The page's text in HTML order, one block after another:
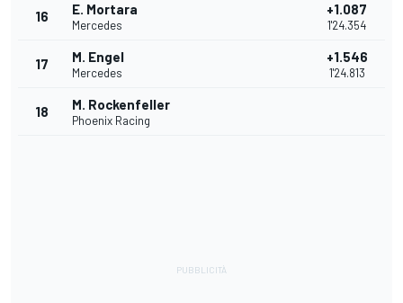
16 E. Mortara
Mercedes
+1.087
1'24.354
17 M. Engel
Mercedes
+1.546
1'24.813
18 M. Rockenfeller
Phoenix Racing